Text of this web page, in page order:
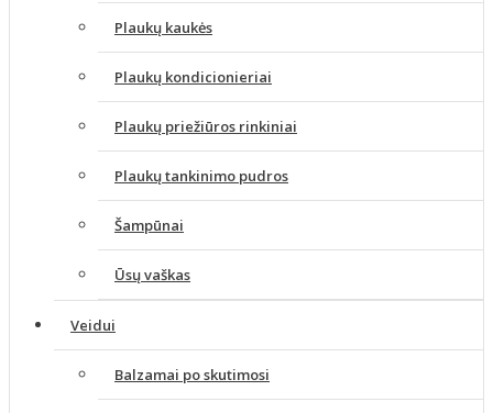
Plaukų kaukės
Plaukų kondicionieriai
Plaukų priežiūros rinkiniai
Plaukų tankinimo pudros
Šampūnai
Ūsų vaškas
Veidui
Balzamai po skutimosi